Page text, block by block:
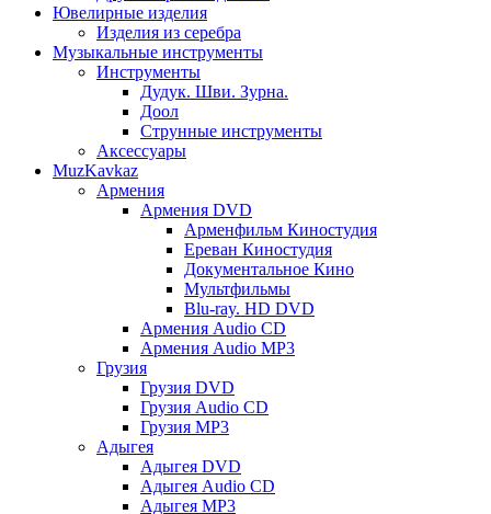
Ювелирные изделия
Изделия из серебра
Музыкальные инструменты
Инструменты
Дудук. Шви. Зурна.
Доол
Струнные инструменты
Аксессуары
MuzKavkaz
Армения
Армения DVD
Арменфильм Киностудия
Ереван Киностудия
Документальное Кино
Мультфильмы
Blu-ray. HD DVD
Армения Audio CD
Армения Audio MP3
Грузия
Грузия DVD
Грузия Audio CD
Грузия MP3
Адыгея
Адыгея DVD
Адыгея Audio CD
Адыгея MP3